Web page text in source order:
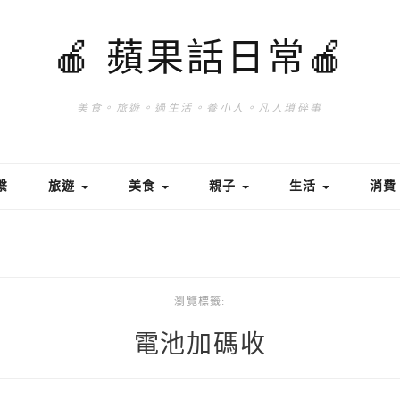
🍎 蘋果話日常🍎
美食。旅遊。過生活。養小人。凡人瑣碎事
旅遊 美食 親子 生活 消費
瀏覽標籤:
電池加碼收